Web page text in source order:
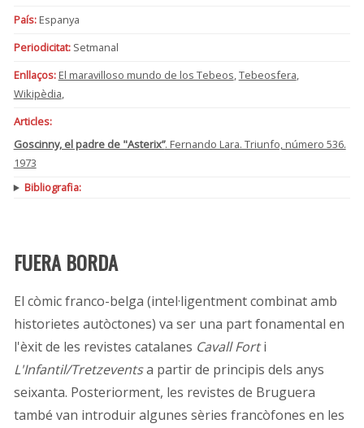
País:Espanya
Periodicitat:Setmanal
Enllaços: El maravilloso mundo de los Tebeos,Tebeosfera,
Wikipèdia,
Articles:
Goscinny, el padre de "Asterix”. Fernando Lara. Triunfo, número 536.
1973
Bibliografia:
FUERA BORDA
El còmic franco-belga (intel·ligentment combinat amb
historietes autòctones) va ser una part fonamental en
l'èxit de les revistes catalanes Cavall Forti
L'Infantil/Tretzeventsa partir de principis dels anys
seixanta. Posteriorment, les revistes de Bruguera
també van introduir algunes sèries francòfones en les